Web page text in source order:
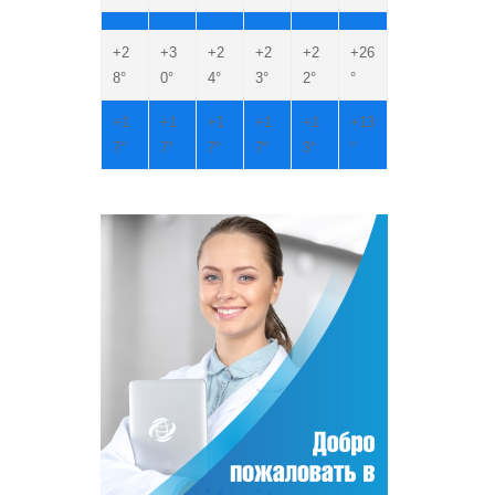
+2
8°
+3
0°
+2
4°
+2
3°
+2
2°
+26
°
+1
7°
+1
7°
+1
7°
+1
7°
+1
3°
+13
°